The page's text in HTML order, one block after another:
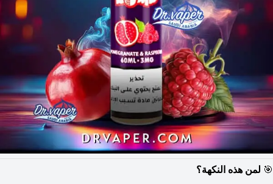
🎯 لمن هذه النكهة؟